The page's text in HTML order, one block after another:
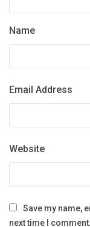
Name
Email Address
Website
Save my name,
next time I comment.